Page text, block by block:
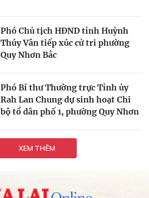
Phó Chủ tịch HĐND tỉnh Huỳnh
Thúy Vân tiếp xúc cử tri phường
Quy Nhơn Bắc
Phó Bí thư Thường trực Tỉnh ủy
Rah Lan Chung dự sinh hoạt Chi
bộ tổ dân phố 1, phường Quy Nhơn
XEM THÊM